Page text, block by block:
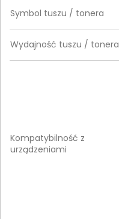
Symbol tuszu / tonera
Wydajność tuszu / tonera
Kompatybilność z
urządzeniami